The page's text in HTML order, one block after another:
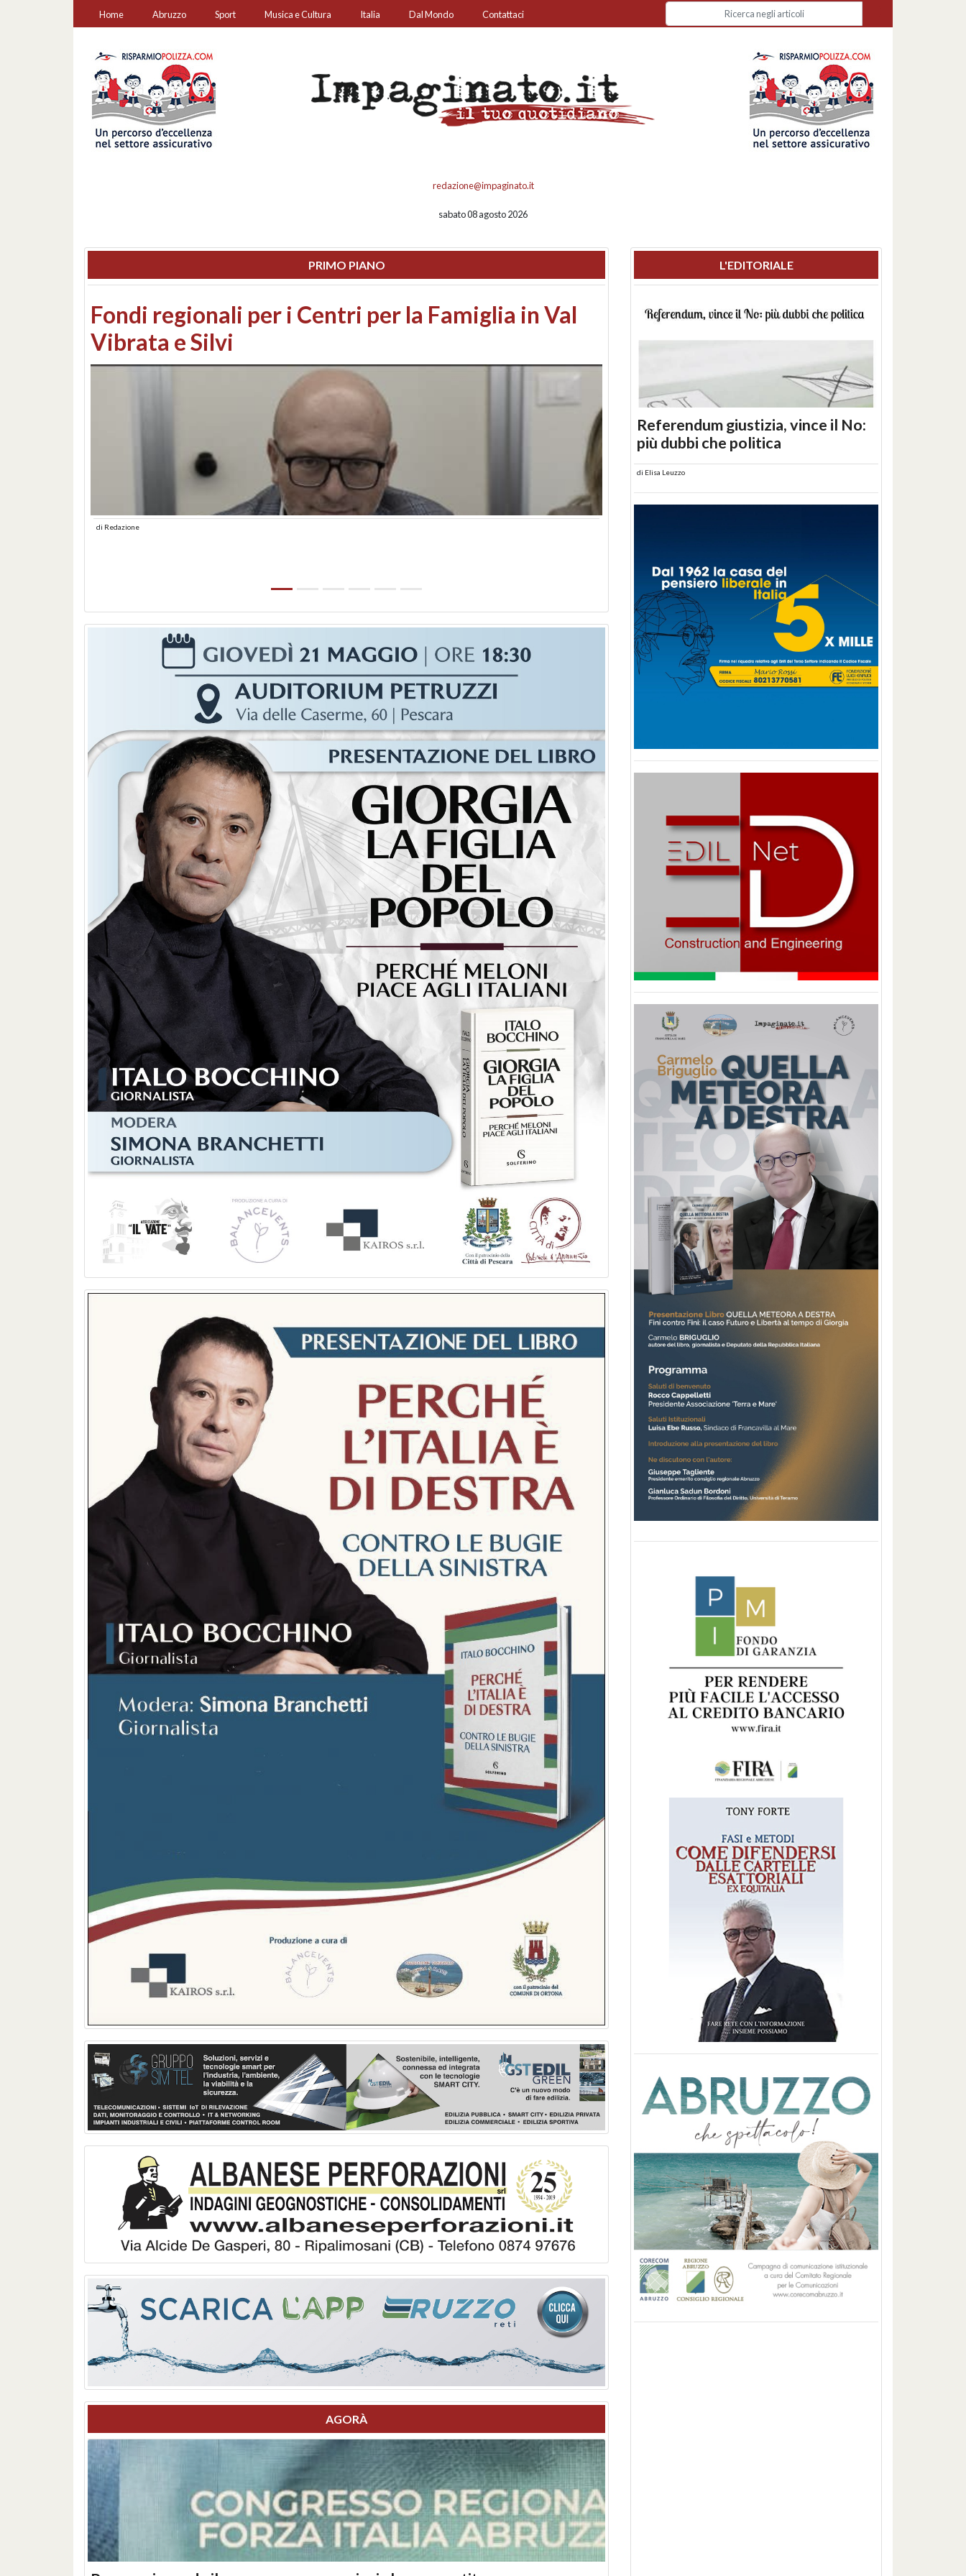
Home Abruzzo Sport Musica e Cultura Italia Dal Mondo Contattaci
redazione@impaginato.it
sabato 08 agosto 2026
PRIMO PIANO
Montesilvano, sequestrato un chiosco sul
lungomare: contestati abusi edilizi e occupazione
abusiva
AGORÀ
L'EDITORIALE
Referendum giustizia, vince il No:
più dubbi che politica
di Elisa Leuzzo